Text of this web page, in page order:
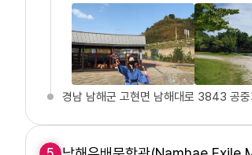
경남 남해군 고현면 남해대로 3843 공중